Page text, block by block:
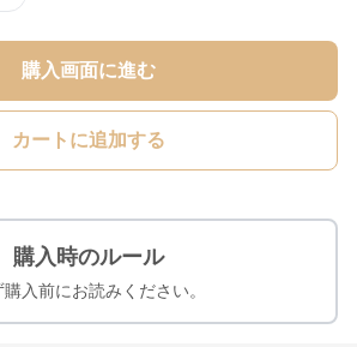
購入画面に進む
カートに追加する
購入時のルール
購入前にお読みください。